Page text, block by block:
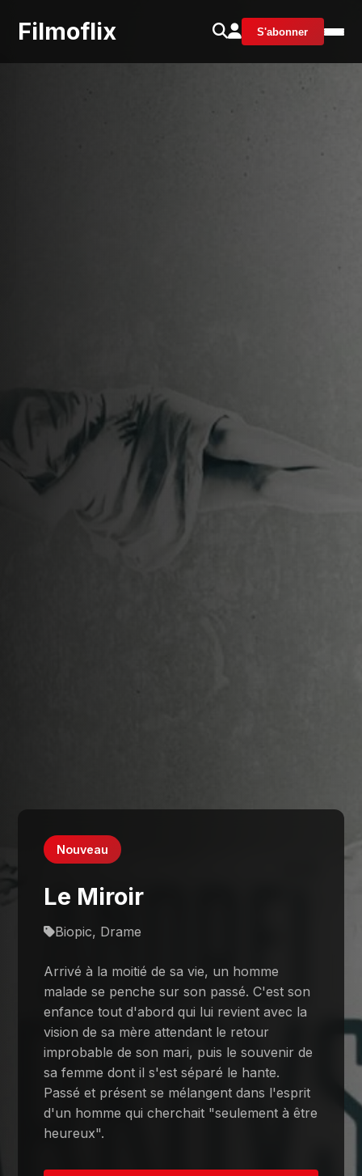
Filmoflix S'abonner
Nouveau
Le Miroir
Biopic, Drame
Arrivé à la moitié de sa vie, un homme
malade se penche sur son passé. C'est son
enfance tout d'abord qui lui revient avec la
vision de sa mère attendant le retour
improbable de son mari, puis le souvenir de
sa femme dont il s'est séparé le hante.
Passé et présent se mélangent dans l'esprit
d'un homme qui cherchait "seulement à être
heureux".